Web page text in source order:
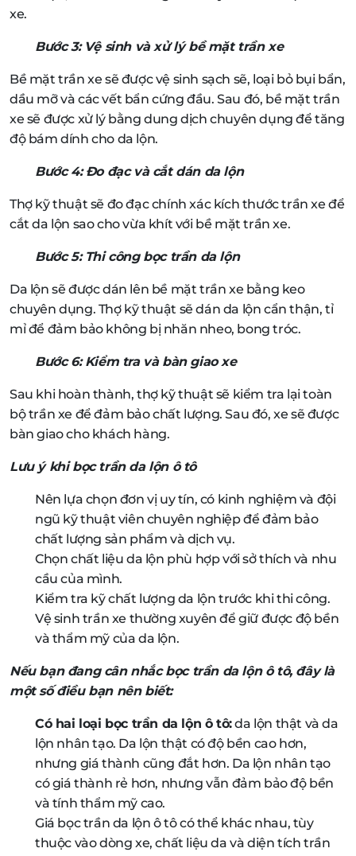
xe.
Bước 3: Vệ sinh và xử lý bề mặt trần xe
Bề mặt trần xe sẽ được vệ sinh sạch sẽ, loại bỏ bụi bẩn,
dầu mỡ và các vết bẩn cứng đầu. Sau đó, bề mặt trần
xe sẽ được xử lý bằng dung dịch chuyên dụng để tăng
độ bám dính cho da lộn.
Bước 4: Đo đạc và cắt dán da lộn
Thợ kỹ thuật sẽ đo đạc chính xác kích thước trần xe để
cắt da lộn sao cho vừa khít với bề mặt trần xe.
Bước 5: Thi công bọc trần da lộn
Da lộn sẽ được dán lên bề mặt trần xe bằng keo
chuyên dụng. Thợ kỹ thuật sẽ dán da lộn cẩn thận, tỉ
mỉ để đảm bảo không bị nhăn nheo, bong tróc.
Bước 6: Kiểm tra và bàn giao xe
Sau khi hoàn thành, thợ kỹ thuật sẽ kiểm tra lại toàn
bộ trần xe để đảm bảo chất lượng. Sau đó, xe sẽ được
bàn giao cho khách hàng.
Lưu ý khi bọc trần da lộn ô tô
Nên lựa chọn đơn vị uy tín, có kinh nghiệm và đội
ngũ kỹ thuật viên chuyên nghiệp để đảm bảo
chất lượng sản phẩm và dịch vụ.
Chọn chất liệu da lộn phù hợp với sở thích và nhu
cầu của mình.
Kiểm tra kỹ chất lượng da lộn trước khi thi công.
Vệ sinh trần xe thường xuyên để giữ được độ bền
và thẩm mỹ của da lộn.
Nếu bạn đang cân nhắc bọc trần da lộn ô tô, đây là
một số điều bạn nên biết:
Có hai loại bọc trần da lộn ô tô:da lộn thật và da
lộn nhân tạo. Da lộn thật có độ bền cao hơn,
nhưng giá thành cũng đắt hơn. Da lộn nhân tạo
có giá thành rẻ hơn, nhưng vẫn đảm bảo độ bền
và tính thẩm mỹ cao.
Giá bọc trần da lộn ô tô có thể khác nhau, tùy
thuộc vào dòng xe, chất liệu da và diện tích trần